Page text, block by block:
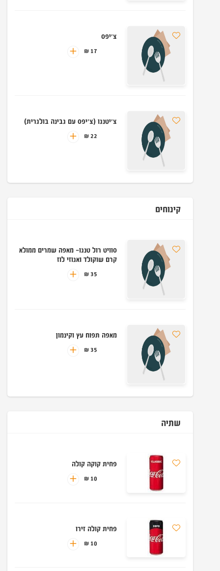
צ'יפס
17 ₪
צ'יטנגו (צ'יפס עם גבינה בולגרית)
22 ₪
קינוחים
סוויט רול טנגו- מאפה שמרים ממולא
קרם שוקולד ואגוזי לוז
35 ₪
מאפה תפוח עץ וקינמון
35 ₪
שתיה
פחית קוקה קולה
10 ₪
פחית קולה זירו
10 ₪